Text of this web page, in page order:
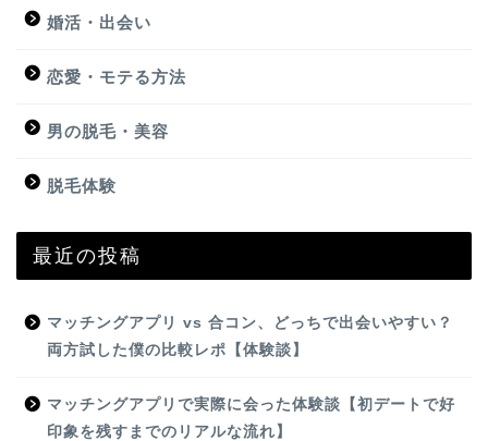
婚活・出会い
恋愛・モテる方法
男の脱毛・美容
脱毛体験
最近の投稿
マッチングアプリ vs 合コン、どっちで出会いやすい？
両方試した僕の比較レポ【体験談】
マッチングアプリで実際に会った体験談【初デートで好
印象を残すまでのリアルな流れ】